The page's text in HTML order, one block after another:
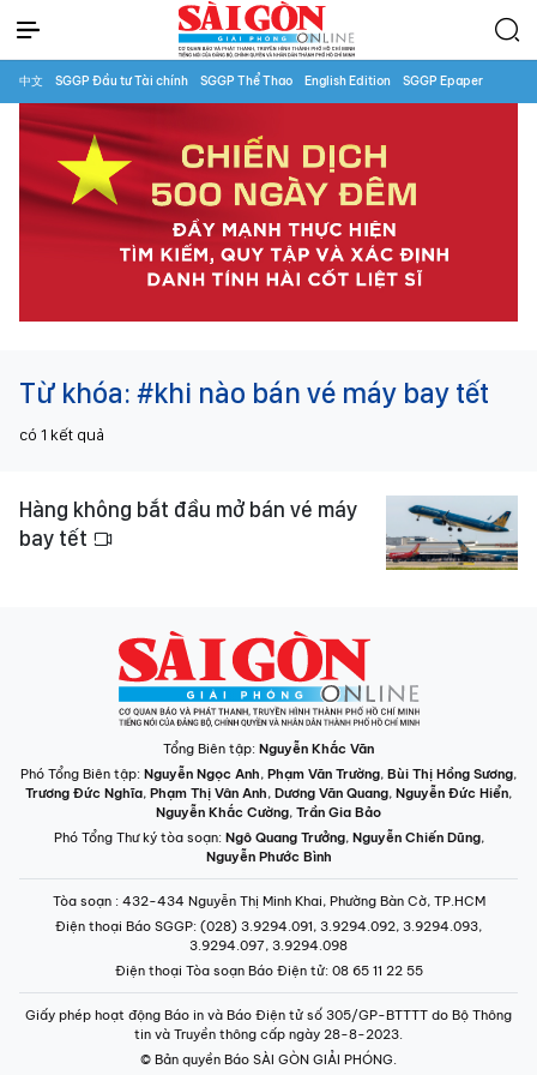
中文 SGGP Đầu tư Tài chính SGGP Thể Thao English Edition SGGP Epaper
Từ khóa: #khi nào bán vé máy bay tết
có 1 kết quả
Hàng không bắt đầu mở bán vé máy
bay tết
Tổng Biên tập: Nguyễn Khắc Văn
Phó Tổng Biên tập: Nguyễn Ngọc Anh, Phạm Văn Trường, Bùi Thị Hồng Sương,
Trương Đức Nghĩa, Phạm Thị Vân Anh, Dương Văn Quang, Nguyễn Đức Hiển,
Nguyễn Khắc Cường, Trần Gia Bảo
Phó Tổng Thư ký tòa soạn: Ngô Quang Trưởng, Nguyễn Chiến Dũng,
Nguyễn Phước Bình
Tòa soạn : 432-434 Nguyễn Thị Minh Khai, Phường Bàn Cờ, TP.HCM
Điện thoại Báo SGGP: (028) 3.9294.091, 3.9294.092, 3.9294.093,
3.9294.097, 3.9294.098
Điện thoại Tòa soạn Báo Điện tử: 08 65 11 22 55
Giấy phép hoạt động Báo in và Báo Điện tử số 305/GP-BTTTT do Bộ Thông
tin và Truyền thông cấp ngày 28-8-2023.
© Bản quyền Báo SÀI GÒN GIẢI PHÓNG.